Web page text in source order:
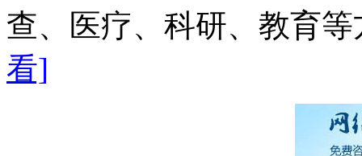
查、医疗、科研、教育
看]